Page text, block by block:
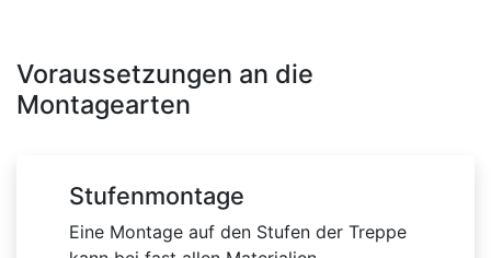
Voraussetzungen an die
Montagearten
Stufenmontage
Eine Montage auf den Stufen der Treppe